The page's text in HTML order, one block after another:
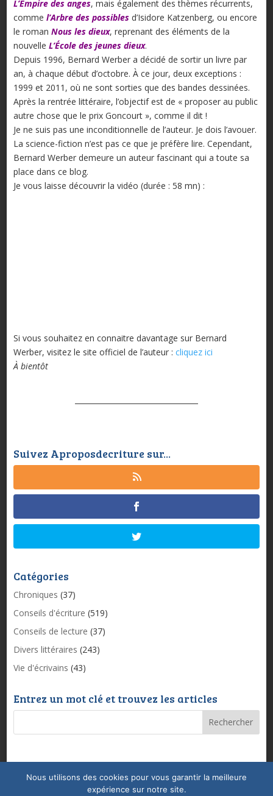
L’Empire des anges, mais également des thèmes récurrents,
comme l’Arbre des possibles d’Isidore Katzenberg, ou encore
le roman Nous les dieux, reprenant des éléments de la
nouvelle L’École des jeunes dieux.
Depuis 1996, Bernard Werber a décidé de sortir un livre par
an, à chaque début d’octobre. À ce jour, deux exceptions :
1999 et 2011, où ne sont sorties que des bandes dessinées.
Après la rentrée littéraire, l’objectif est de « proposer au public
autre chose que le prix Goncourt », comme il dit !
Je ne suis pas une inconditionnelle de l’auteur. Je dois l’avouer.
La science-fiction n’est pas ce que je préfère lire. Cependant,
Bernard Werber demeure un auteur fascinant qui a toute sa
place dans ce blog.
Je vous laisse découvrir la vidéo (durée : 58 mn) :
Si vous souhaitez en connaitre davantage sur Bernard
Werber, visitez le site officiel de l’auteur : cliquez ici
À bientôt
Suivez Aproposdecriture sur...
Catégories
Chroniques (37)
Conseils d'écriture (519)
Conseils de lecture (37)
Divers littéraires (243)
Vie d'écrivains (43)
Entrez un mot clé et trouvez les articles
Mentions légales & Politique de confidentialité
Nous utilisons des cookies pour vous garantir la meilleure
expérience sur notre site.